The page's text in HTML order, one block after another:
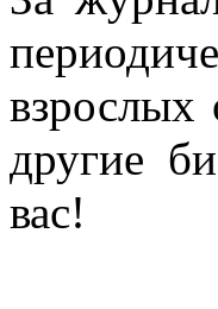
другие
вас!